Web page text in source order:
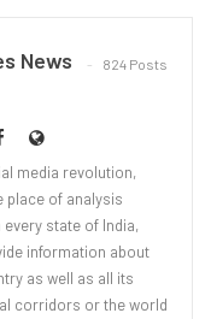
News 824 Posts
media revolution,
place of analysis
every state of India,
information about
as well as all its
corridors or the world